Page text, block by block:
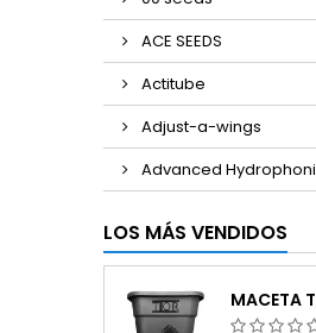
ACE SEEDS
Actitube
Adjust-a-wings
Advanced
LOS MÁS VENDIDOS
MACETA